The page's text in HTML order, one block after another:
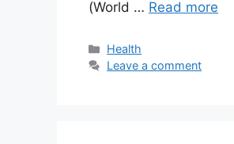
(World … Read more
Categories
Health
Leave a comment